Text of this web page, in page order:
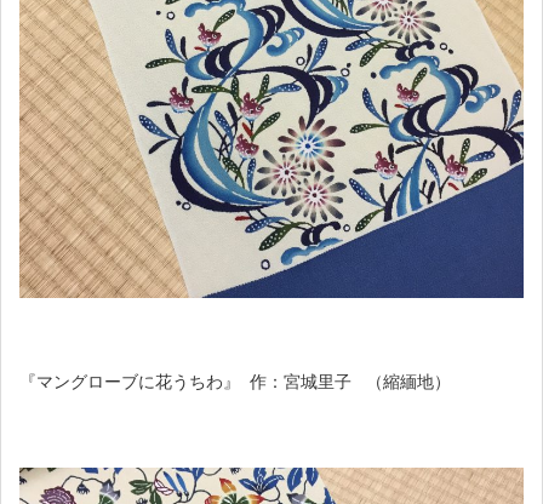
『マングローブに花うちわ』 作：宮城里子 （縮緬地）